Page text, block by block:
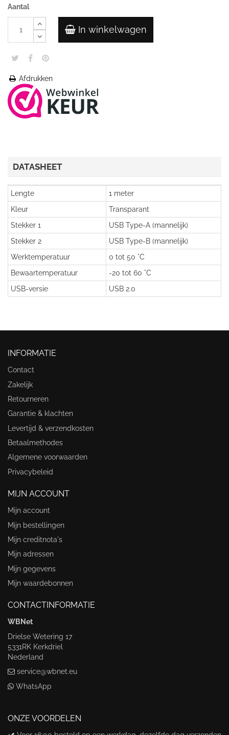
Aantal
In winkelwagen
Afdrukken
DATASHEET
Lengte
1 meter
Kleur
Transparant
Stekker 1
USB Type-A (mannelijk)
Stekker 2
USB Type-B (mannelijk)
Werktemperatuur
0 tot 50 °C
Bewaartemperatuur
-20 tot 60 °C
USB-versie
USB 2.0
INFORMATIE
Contact
Zakelijk
Retourneren
Garantie & klachten
Levertijd & verzendkosten
Betaalmethodes
Algemene voorwaarden
Privacybeleid
MIJN ACCOUNT
Mijn account
Mijn bestellingen
Mijn creditnota's
Mijn adressen
Mijn gegevens
Mijn waardebonnen
CONTACTINFORMATIE
WBNet
Drielse Wetering 17
5331RK Kerkdriel
Nederland
service@wbnet.eu
WhatsApp
ONZE VOORDELEN